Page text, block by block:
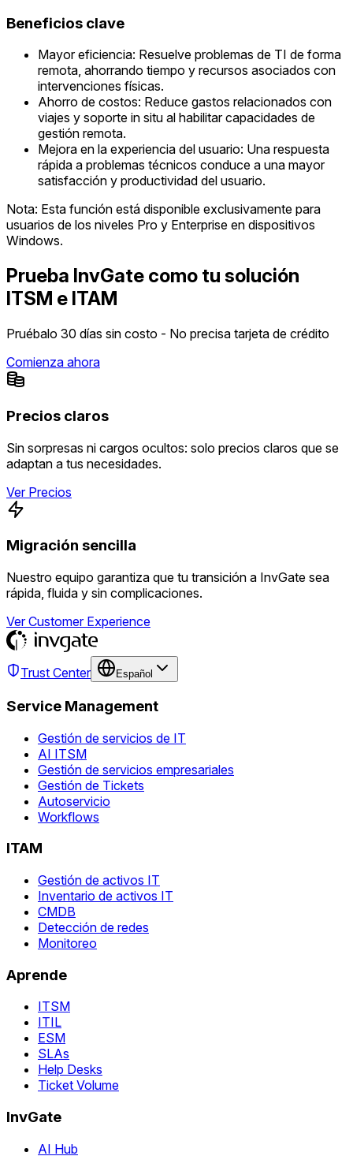
Beneficios clave
Mayor eficiencia: Resuelve problemas de TI de forma
remota, ahorrando tiempo y recursos asociados con
intervenciones físicas.
Ahorro de costos: Reduce gastos relacionados con
viajes y soporte in situ al habilitar capacidades de
gestión remota.
Mejora en la experiencia del usuario: Una respuesta
rápida a problemas técnicos conduce a una mayor
satisfacción y productividad del usuario.
Nota: Esta función está disponible exclusivamente para
usuarios de los niveles Pro y Enterprise en dispositivos
Windows.
Prueba InvGate como tu solución
ITSM e ITAM
Pruébalo 30 días sin costo - No precisa tarjeta de crédito
Comienza ahora
Precios claros
Sin sorpresas ni cargos ocultos: solo precios claros que se
adaptan a tus necesidades.
Ver Precios
Migración sencilla
Nuestro equipo garantiza que tu transición a InvGate sea
rápida, fluida y sin complicaciones.
Ver Customer Experience
Trust Center Español
Service Management
Gestión de servicios de IT
AI ITSM
Gestión de servicios empresariales
Gestión de Tickets
Autoservicio
Workflows
ITAM
Gestión de activos IT
Inventario de activos IT
CMDB
Detección de redes
Monitoreo
Aprende
ITSM
ITIL
ESM
SLAs
Help Desks
Ticket Volume
InvGate
AI Hub